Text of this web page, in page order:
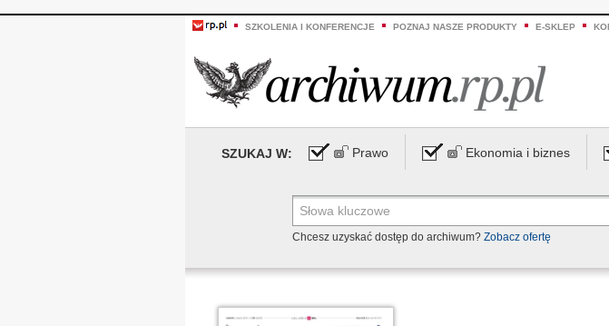
SZKOLENIA I KONFERENCJE POZNAJ NASZE PRODUKTY E-SKLEP
SZUKAJ W: Prawo Ekonomia i biznes
Chcesz uzyskać dostęp do archiwum? Zobacz ofertę